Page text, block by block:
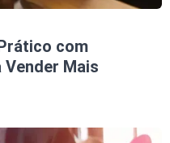
com
Mais